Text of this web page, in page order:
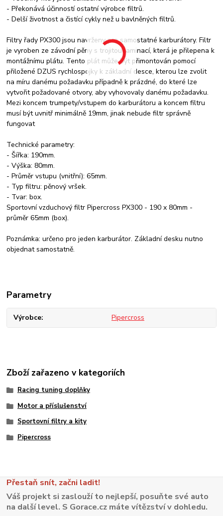
- Překonává účinností ostatní výrobce filtrů.
- Delší životnost a čistící cykly než u bavlněných filtrů.
Filtry řady PX300 jsou navrženy pro samostatné karburátory. Filtr
je vyroben ze závodní pěny s trojitou laminací, která je přilepena k
montážnímu plátu. Tento plát může být přimontován pomocí
přiložené DZUS rychlospojky k základní desce, kterou lze zvolit
na míru danému požadavku případně k prázdné, do které lze
vytvořit požadované otvory, aby vyhovovaly danému požadavku.
Mezi koncem trumpety/vstupem do karburátoru a koncem filtru
musí být uvnitř minimálně 19mm, jinak nebude filtr správně
fungovat
Technické parametry:
- Šířka: 190mm.
- Výška: 80mm.
- Průměr vstupu (vnitřní): 65mm.
- Typ filtru: pěnový vršek.
- Tvar: box.
Sportovní vzduchový filtr Pipercross PX300 - 190 x 80mm -
průměr 65mm (box).
Poznámka: určeno pro jeden karburátor. Základní desku nutno
objednat samostatně.
Parametry
Výrobce Pipercross
Zboží zařazeno v kategoriích
Racing tuning doplňky
Motor a příslušenství
Sportovní filtry a kity
Pipercross
Přestaň snít, začni ladit!
Váš projekt si zaslouží to nejlepší, posuňte své auto
na další level. S Gorace.cz máte vítězství v dohledu.